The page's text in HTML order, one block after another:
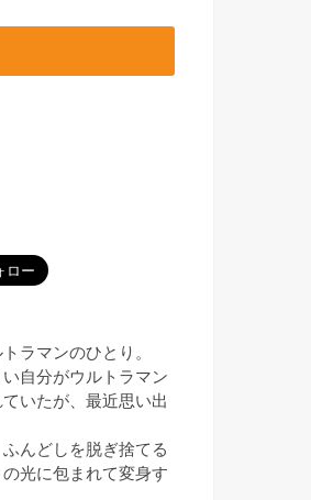
ラマンのひとり。
自分がウルトラマン
いたが、最近思い出
んどしを脱ぎ捨てる
光に包まれて変身す